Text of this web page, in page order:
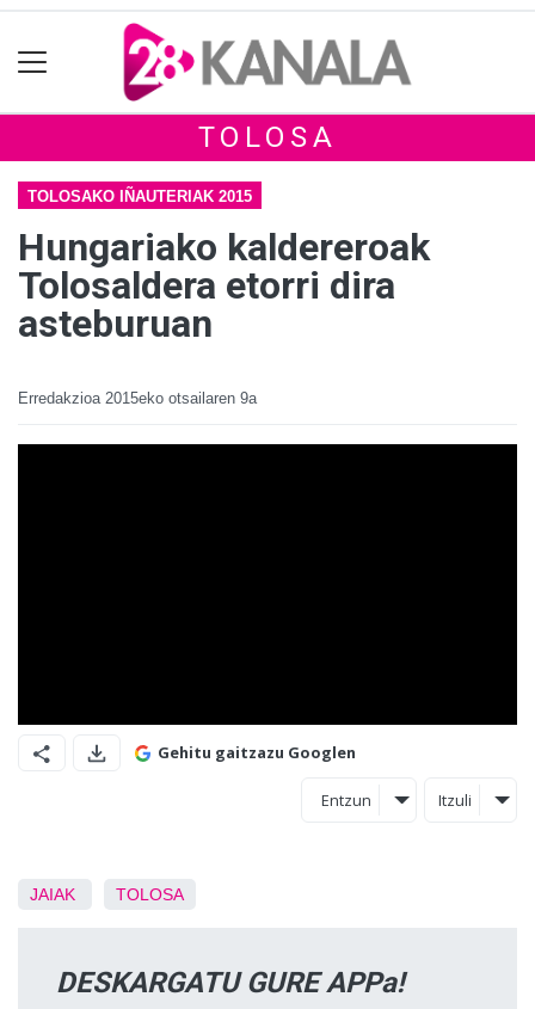
TOLOSA
TOLOSAKO IÑAUTERIAK 2015
Hungariako kaldereroak
Tolosaldera etorri dira
asteburuan
Erredakzioa 2015eko otsailaren 9a
Gehitu gaitzazu Googlen
Entzun Itzuli
JAIAK TOLOSA
DESKARGATU GURE APPa!